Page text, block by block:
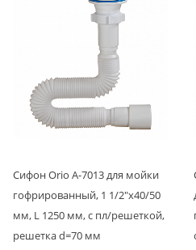
Сифон Orio А-7013 для мойки
гофрированный, 1 1/2"х40/50
мм, L 1250 мм, с пл/решеткой,
решетка d=70 мм